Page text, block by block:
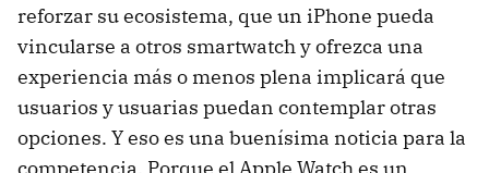
reforzar su ecosistema, que un iPhone pueda
vincularse a otros smartwatch y ofrezca una
experiencia más o menos plena implicará que
usuarios y usuarias puedan contemplar otras
opciones. Y eso es una buenísima noticia para la